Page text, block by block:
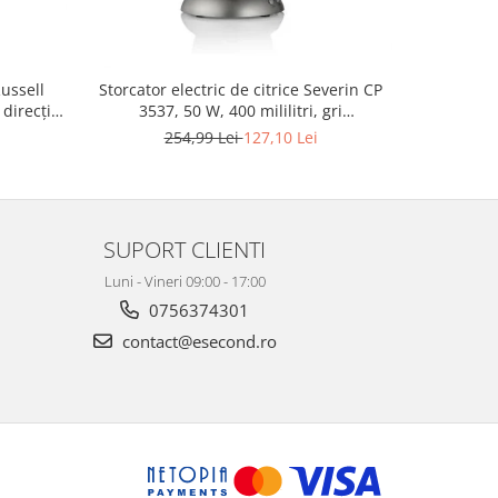
direcții,
Storcator electric de citrice Severin CP
3537, 50 W, 400 mililitri, gri
metalic/negru - RESIGILAT
254,99 Lei127,10 Lei
SUPORT CLIENTI
Luni - Vineri 09:00 - 17:00
0756374301
contact@esecond.ro